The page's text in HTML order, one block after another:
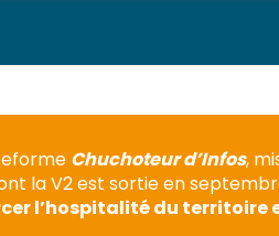
Chuchoteur d’Infos,
la V2 est sortie en
l’hospitalité du territoire